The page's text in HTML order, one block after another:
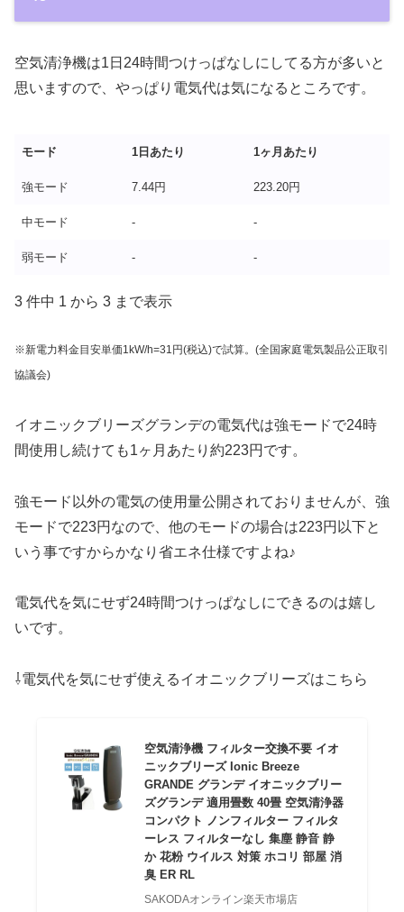
空気清浄機は1日24時間つけっぱなしにしてる方が多いと
思いますので、やっぱり電気代は気になるところです。
モード 1日あたり 1ヶ月あたり
強モード 7.44円 223.20円
中モード - -
弱モード - -
3 件中 1 から 3 まで表示
※新電力料金目安単価1kW/h=31円(税込)で試算。(全国家庭電気製品公正取引
協議会)
イオニックブリーズグランデの電気代は強モードで24時
間使用し続けても1ヶ月あたり約223円です。
強モード以外の電気の使用量公開されておりませんが、強
モードで223円なので、他のモードの場合は223円以下と
いう事ですからかなり省エネ仕様ですよね♪
電気代を気にせず24時間つけっぱなしにできるのは嬉し
いです。
⇩電気代を気にせず使えるイオニックブリーズはこちら
空気清浄機 フィルター交換不要 イオ
ニックブリーズ Ionic Breeze
GRANDE グランデ イオニックブリー
ズグランデ 適用畳数 40畳 空気清浄器
コンパクト ノンフィルター フィルタ
ーレス フィルターなし 集塵 静音 静
か 花粉 ウイルス 対策 ホコリ 部屋 消
臭 ER RL
SAKODAオンライン楽天市場店